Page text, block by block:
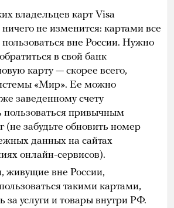
владельцев карт Visa
не изменится: картами все
вне России. Нужно
в свой банк
карту — скорее всего,
«Мир». Ее можно
заведенному счету
пользоваться привычным
(не забудьте обновить номер
данных на сайтах
онлайн-сервисов).
живущие вне России,
такими картами,
за услуги и товары внутри РФ.